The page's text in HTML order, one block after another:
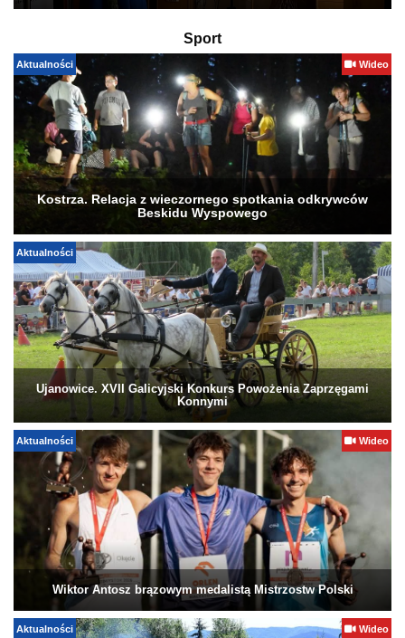
Sport
Aktualności Wideo
Kostrza. Relacja z wieczornego spotkania odkrywców
Beskidu Wyspowego
Aktualności
Ujanowice. XVII Galicyjski Konkurs Powożenia Zaprzęgami
Konnymi
Aktualności Wideo
Wiktor Antosz brązowym medalistą Mistrzostw Polski
Aktualności Wideo